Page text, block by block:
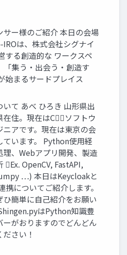
サー様のご紹介 本日の会場
IROは、株式会社シグナイ
する創造的な ワークスペ
「集う・出会う・創造す
始まるサードプレイス
いて あべ ひろき 山形県出
在住。現在はCソフトウ
ニアです。現在は東京の会
ています。 Python使用経
理、Webアプリ開発、製造
Ex. OpenCV, FastAPI,
…) 本日はKeycloakと
携についてご紹介します。
ひ簡単に自己紹介をお願い
はPython知識豊
ーがおりますのでどんどん
さい！